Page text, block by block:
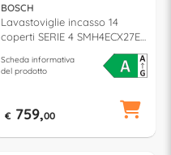
BOSCH
Lavastoviglie incasso 14
coperti SERIE 4 SMH4ECX27E
Scheda informativa
del prodotto
€ 759,00